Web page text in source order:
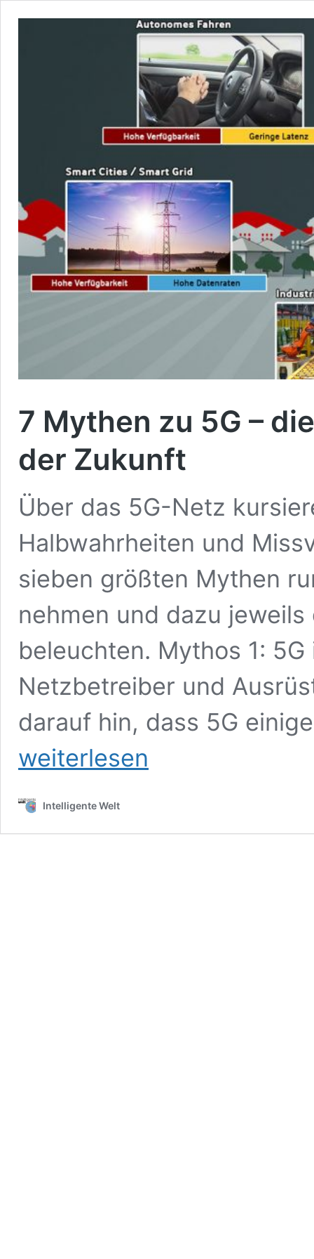
7 Mythen zu 5G –
der Zukunft
Über das 5G-Netz
Halbwahrheiten und
sieben größten Mythen
nehmen und dazu
beleuchten. Mythos 1:
Netzbetreiber und
darauf hin, dass 5G
weiterlesen
Intelligente Welt